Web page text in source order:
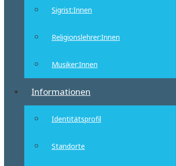
Sigrist:Innen
Religionslehrer:Innen
Musiker:Innen
Informationen
Identitätsprofil
Standorte